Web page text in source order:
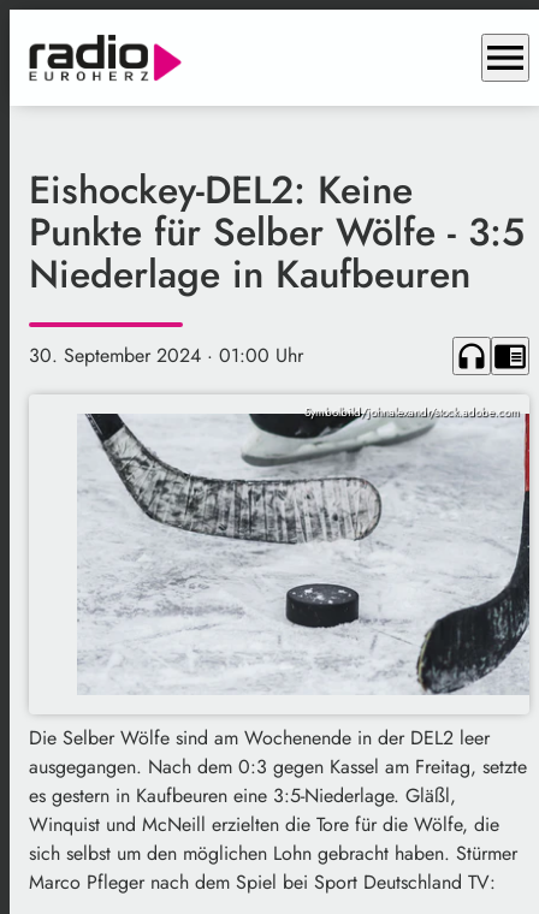
menu
Eishockey-DEL2: Keine
Punkte für Selber Wölfe - 3:5
Niederlage in Kaufbeuren
30. September 2024 · 01:00 Uhr headphones chrome_reader_mode
Symbolbild/johnalexandr/stock.adobe.com
Die Selber Wölfe sind am Wochenende in der DEL2 leer
ausgegangen. Nach dem 0:3 gegen Kassel am Freitag, setzte
es gestern in Kaufbeuren eine 3:5-Niederlage. Gläßl,
Winquist und McNeill erzielten die Tore für die Wölfe, die
sich selbst um den möglichen Lohn gebracht haben. Stürmer
Marco Pfleger nach dem Spiel bei Sport Deutschland TV: